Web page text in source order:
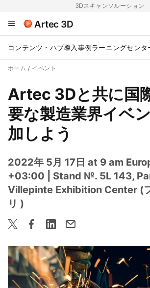
3Dスキャンソルーション
Artec 3D
コンテンツ・ハブ導入事例 ラーニングセンタ
ホーム イベント
Artec 3Dと共に国
要な製造業界イベ
加しよう
2022年 5月 17日 at 9 am
+03:00
| Stand №. 5L 143,
Villepinte Exhibition Center (
リ )